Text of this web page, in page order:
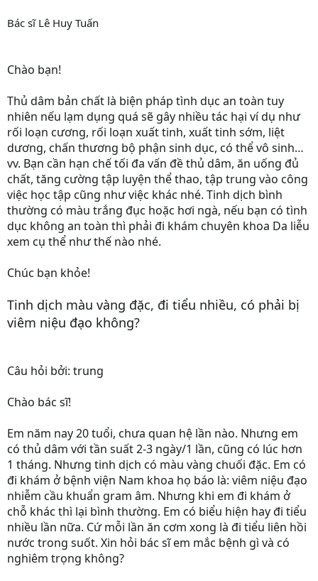
Bác sĩ Lê Huy Tuấn
Chào bạn!
Thủ dâm bản chất là biện pháp tình dục an toàn tuy
nhiên nếu lạm dụng quá sẽ gây nhiều tác hại ví dụ như
rối loạn cương, rối loạn xuất tinh, xuất tinh sớm, liệt
dương, chấn thương bộ phận sinh dục, có thể vô sinh…
vv. Bạn cần hạn chế tối đa vấn đề thủ dâm, ăn uống đủ
chất, tăng cường tập luyện thể thao, tập trung vào công
việc học tập cũng như việc khác nhé. Tinh dịch bình
thường có màu trắng đục hoặc hơi ngà, nếu bạn có tình
dục không an toàn thì phải đi khám chuyên khoa Da liễu
xem cụ thể như thế nào nhé.
Chúc bạn khỏe!
Tinh dịch màu vàng đặc, đi tiểu nhiều, có phải bị
viêm niệu đạo không?
Câu hỏi bởi: trung
Chào bác sĩ!
Em năm nay 20 tuổi, chưa quan hệ lần nào. Nhưng em
có thủ dâm với tần suất 2-3 ngày/1 lần, cũng có lúc hơn
1 tháng. Nhưng tinh dịch có màu vàng chuối đặc. Em có
đi khám ở bệnh viện Nam khoa họ báo là: viêm niệu đạo
nhiễm cầu khuẩn gram âm. Nhưng khi em đi khám ở
chỗ khác thì lại bình thường. Em có biểu hiện hay đi tiểu
nhiều lần nữa. Cứ mỗi lần ăn cơm xong là đi tiểu liên hồi
nước trong suốt. Xin hỏi bác sĩ em mắc bệnh gì và có
nghiêm trọng không?